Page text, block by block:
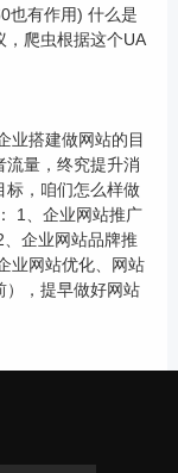
也有作用) 什么是
，爬虫根据这个UA
业搭建做网站的目
流量，终究提升消
标，咱们怎么样做
1、企业网站推广
企业网站品牌推
业网站优化、网站
），提早做好网站